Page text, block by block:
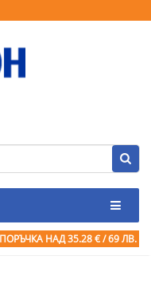
НАД 35.28 € / 69 ЛВ.